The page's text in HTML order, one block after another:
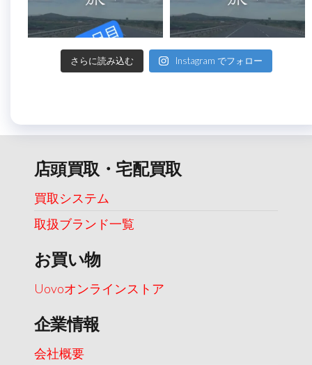
さらに読み込む Instagram でフォロー
店頭買取・宅配買取
買取システム
取扱ブランド一覧
お買い物
Uovoオンラインストア
企業情報
会社概要